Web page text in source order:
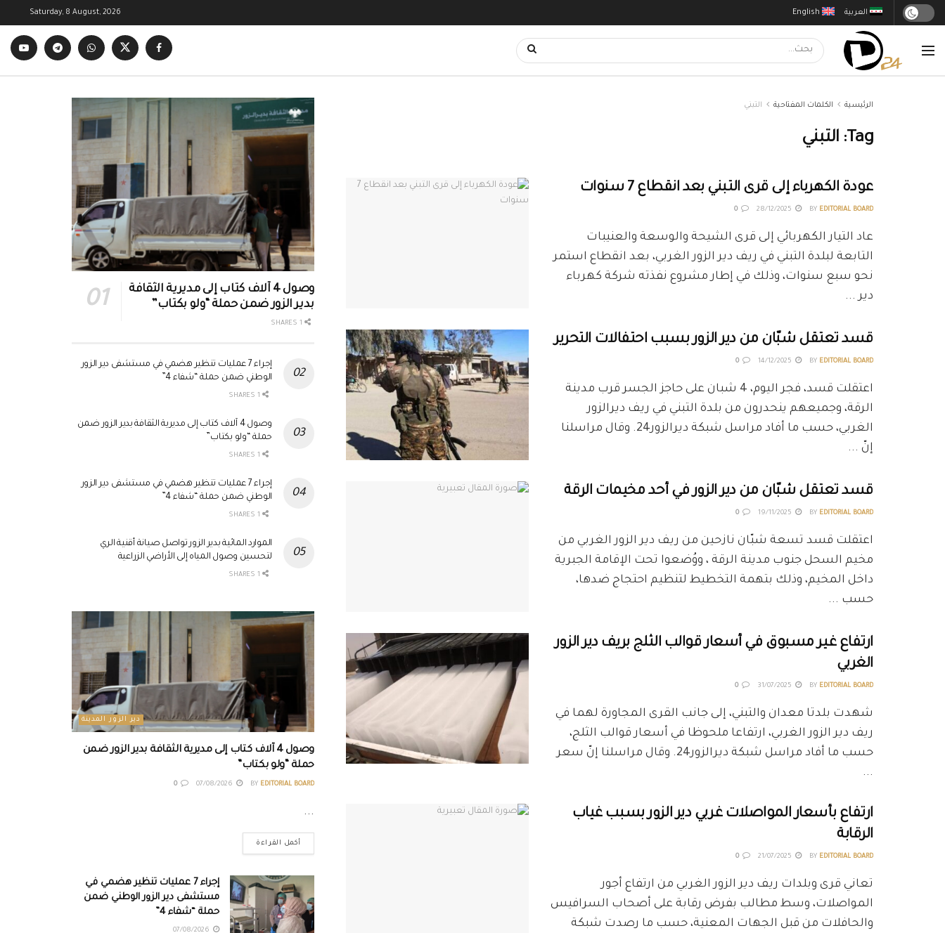
English العربية Saturday, 8 August, 2026
الرئيسية الكلمات المفتاحية التبني
Tag: التبني
عودة الكهرباء إلى قرى التبني بعد انقطاع 7 سنوات
BY EDITORIAL BOARD
0
عاد التيار الكهربائي إلى قرى الشيحة والوسعة والعنيبات
التابعة لبلدة التبني في ريف دير الزور الغربي، بعد انقطاع استمر
نحو سبع سنوات، وذلك في إطار مشروع نفذته شركة كهرباء
دير ...
قسد تعتقل شبّان من دير الزور بسبب احتفالات التحرير
BY EDITORIAL BOARD
0
اعتقلت قسد، فجر اليوم، 4 شبان على حاجز الجسر قرب مدينة
الرقة، وجميعهم ينحدرون من بلدة التبني في ريف ديرالزور
الغربي، حسب ما أفاد مراسل شبكة ديرالزور24. وقال مراسلنا
إنّ ...
قسد تعتقل شبّان من دير الزور في أحد مخيمات الرقة
BY EDITORIAL BOARD
0
اعتقلت قسد تسعة شبّان نازحين من ريف دير الزور الغربي من
مخيم السحل جنوب مدينة الرقة ، ووُضعوا تحت الإقامة الجبرية
داخل المخيم، وذلك بتهمة التخطيط لتنظيم احتجاج ضدها،
حسب ...
ارتفاع غير مسبوق في أسعار قوالب الثلج بريف دير الزور
الغربي
BY EDITORIAL BOARD
0
شهدت بلدتا معدان والتبني، إلى جانب القرى المجاورة لهما في
ريف دير الزور الغربي، ارتفاعا ملحوظا في أسعار قوالب الثلج،
حسب ما أفاد مراسل شبكة ديرالزور24. وقال مراسلنا إنّ سعر
...
ارتفاع بأسعار المواصلات غربي دير الزور بسبب غياب
الرقابة
BY EDITORIAL BOARD
0
تعاني قرى وبلدات ريف دير الزور الغربي من ارتفاع أجور
المواصلات، وسط مطالب بفرض رقابة على أصحاب السرافيس
والحافلات من قبل الجهات المعنية، حسب ما رصدت شبكة
وصول 4 آلاف كتاب إلى مديرية الثقافة
بدير الزور ضمن حملة “ولو بكتاب”
إجراء 7 عمليات تنظير هضمي في مستشفى دير الزور
الوطني ضمن حملة “شفاء 4”
وصول 4 آلاف كتاب إلى مديرية الثقافة بدير الزور ضمن
حملة “ولو بكتاب”
إجراء 7 عمليات تنظير هضمي في مستشفى دير الزور
الوطني ضمن حملة “شفاء 4”
الموارد المائية بدير الزور تواصل صيانة أقنية الري
لتحسين وصول المياه إلى الأراضي الزراعية
دير الزور المدينة
وصول 4 آلاف كتاب إلى مديرية الثقافة بدير الزور ضمن
حملة “ولو بكتاب”
BY EDITORIAL BOARD
0
...
أكمل القراءة
إجراء 7 عمليات تنظير هضمي في
مستشفى دير الزور الوطني ضمن
حملة “شفاء 4”